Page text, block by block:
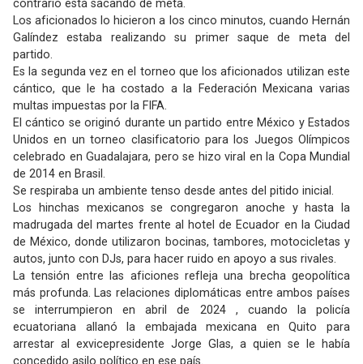
contrario está sacando de meta.
Los aficionados lo hicieron a los cinco minutos, cuando Hernán
Galíndez estaba realizando su primer saque de meta del
partido.
Es la segunda vez en el torneo que los aficionados utilizan este
cántico, que le ha costado a la Federación Mexicana varias
multas impuestas por la FIFA.
El cántico se originó durante un partido entre México y Estados
Unidos en un torneo clasificatorio para los Juegos Olímpicos
celebrado en Guadalajara, pero se hizo viral en la Copa Mundial
de 2014 en Brasil.
Se respiraba un ambiente tenso desde antes del pitido inicial.
Los hinchas mexicanos se congregaron anoche y hasta la
madrugada del martes frente al hotel de Ecuador en la Ciudad
de México, donde utilizaron bocinas, tambores, motocicletas y
autos, junto con DJs, para hacer ruido en apoyo a sus rivales.
La tensión entre las aficiones refleja una brecha geopolítica
más profunda. Las relaciones diplomáticas entre ambos países
se interrumpieron en abril de 2024 , cuando la policía
ecuatoriana allanó la embajada mexicana en Quito para
arrestar al exvicepresidente Jorge Glas, a quien se le había
concedido asilo político en ese país.